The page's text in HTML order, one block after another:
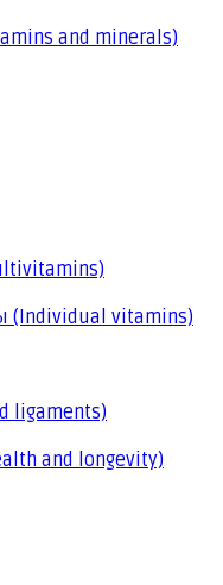
and minerals)
vitamins)
ligaments)
and longevity)